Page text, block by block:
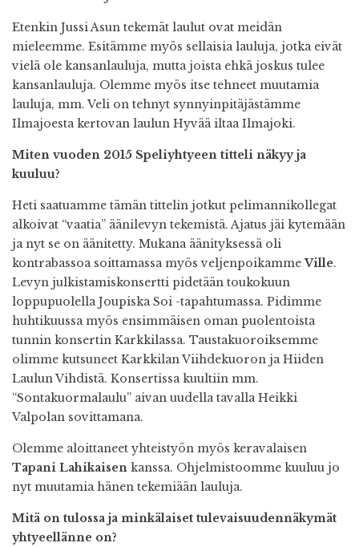
Etenkin Jussi Asun tekemät laulut ovat meidän
mieleemme. Esitämme myös sellaisia lauluja, jotka eivät
vielä ole kansanlauluja, mutta joista ehkä joskus tulee
kansanlauluja. Olemme myös itse tehneet muutamia
lauluja, mm. Veli on tehnyt synnyinpitäjästämme
Ilmajoesta kertovan laulun Hyvää iltaa Ilmajoki.
Miten vuoden 2015 Speliyhtyeen titteli näkyy ja
kuuluu?
Heti saatuamme tämän tittelin jotkut pelimannikollegat
alkoivat “vaatia” äänilevyn tekemistä. Ajatus jäi kytemään
ja nyt se on äänitetty. Mukana äänityksessä oli
kontrabassoa soittamassa myös veljenpoikammeVille.
Levyn julkistamiskonsertti pidetään toukokuun
loppupuolella Joupiska Soi -tapahtumassa. Pidimme
huhtikuussa myös ensimmäisen oman puolentoista
tunnin konsertin Karkkilassa. Taustakuoroiksemme
olimme kutsuneet Karkkilan Viihdekuoron ja Hiiden
Laulun Vihdistä. Konsertissa kuultiin mm.
“Sontakuormalaulu” aivan uudella tavalla Heikki
Valpolan sovittamana.
Olemme aloittaneet yhteistyön myös keravalaisen
Tapani Lahikaisen kanssa. Ohjelmistoomme kuuluu jo
nyt muutamia hänen tekemiään lauluja.
Mitä on tulossa ja minkälaiset tulevaisuudennäkymät
yhtyeellänne on?